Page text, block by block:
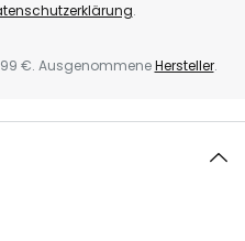
.
€. AusgenommeneHersteller.